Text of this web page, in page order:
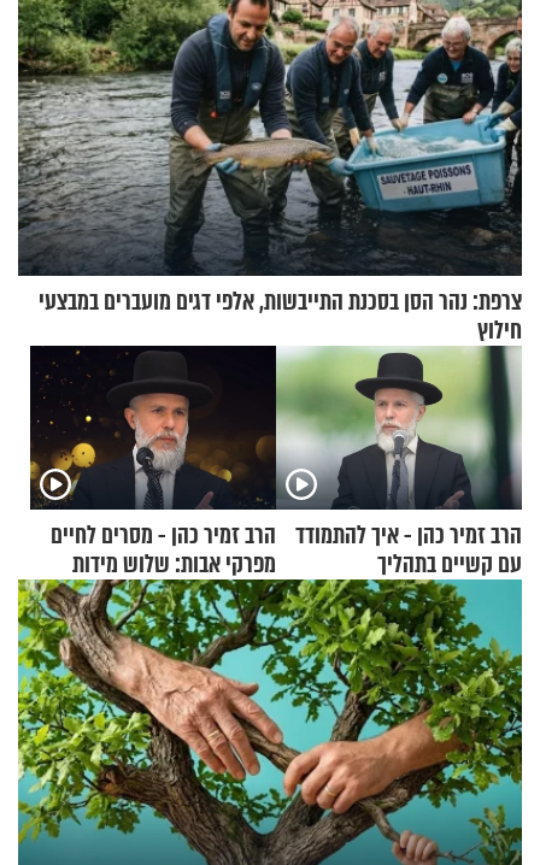
צרפת: נהר הסן בסכנת התייבשות, אלפי דגים מועברים במבצעי
חילוץ
הרב זמיר כהן - איך להתמודד
עם קשיים בתהליך
ההתחזקות?
הרב זמיר כהן - מסרים לחיים
מפרקי אבות: שלוש מידות
בסיסיות